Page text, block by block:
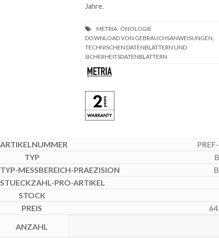
Jahre.
DOWNLOAD VON GEBRAUCHSANWEISUNGEN,
TECHNISCHEN DATENBLÄTTERN UND
SICHERHEITSDATENBLÄTTERN